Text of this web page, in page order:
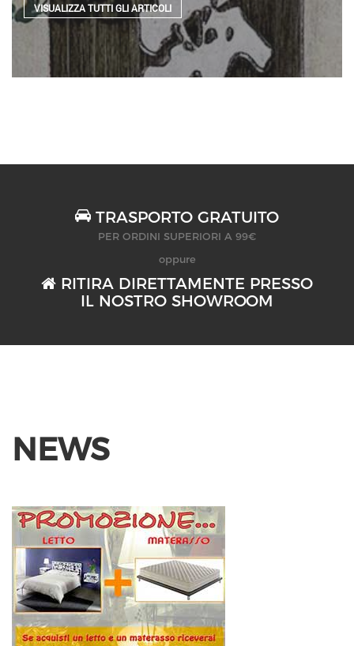
VISUALIZZA TUTTI GLI ARTICOLI
TRASPORTO GRATUITO
PER ORDINI SUPERIORI A 99€
oppure
RITIRA DIRETTAMENTE PRESSO
IL NOSTRO SHOWROOM
NEWS